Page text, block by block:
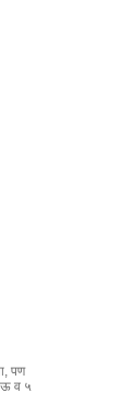
पण
व ५